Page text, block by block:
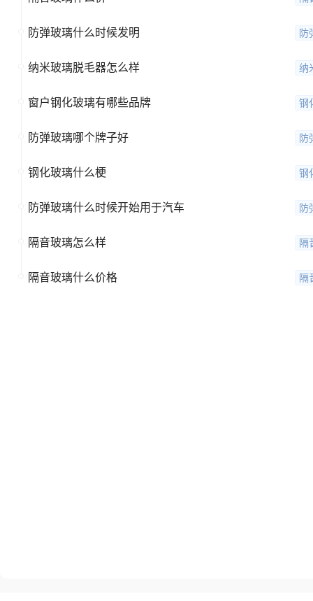
防弹玻璃什么时候发明 防
纳米玻璃脱毛器怎么样 纳
窗户钢化玻璃有哪些品牌 钢
防弹玻璃哪个牌子好 防
钢化玻璃什么梗 钢
防弹玻璃什么时候开始用于汽车 防
隔音玻璃怎么样 隔
隔音玻璃什么价格 隔